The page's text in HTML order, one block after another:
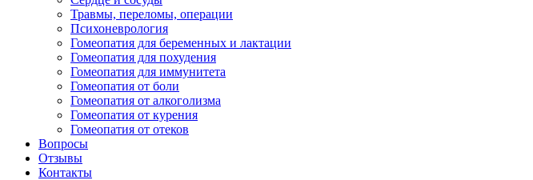
Травмы, переломы, операции
Психоневрология
Гомеопатия для беременных и лактации
Гомеопатия для похудения
Гомеопатия для иммунитета
Гомеопатия от боли
Гомеопатия от алкоголизма
Гомеопатия от курения
Гомеопатия от отеков
Вопросы
Отзывы
Контакты